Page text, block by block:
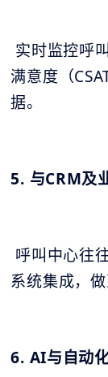
实时监控呼
满意度（
据。
5. 与CRM及
呼叫中心往
系统集成，
6. AI与自动